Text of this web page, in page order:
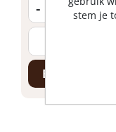
-
Bestel nu!
stem je